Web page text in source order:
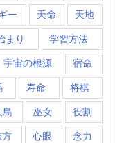
ー 天命 天地
まり 学習方法
宇宙の根源 宿命
寿命 将棋
島 巫女 役割
方 心眼 念力